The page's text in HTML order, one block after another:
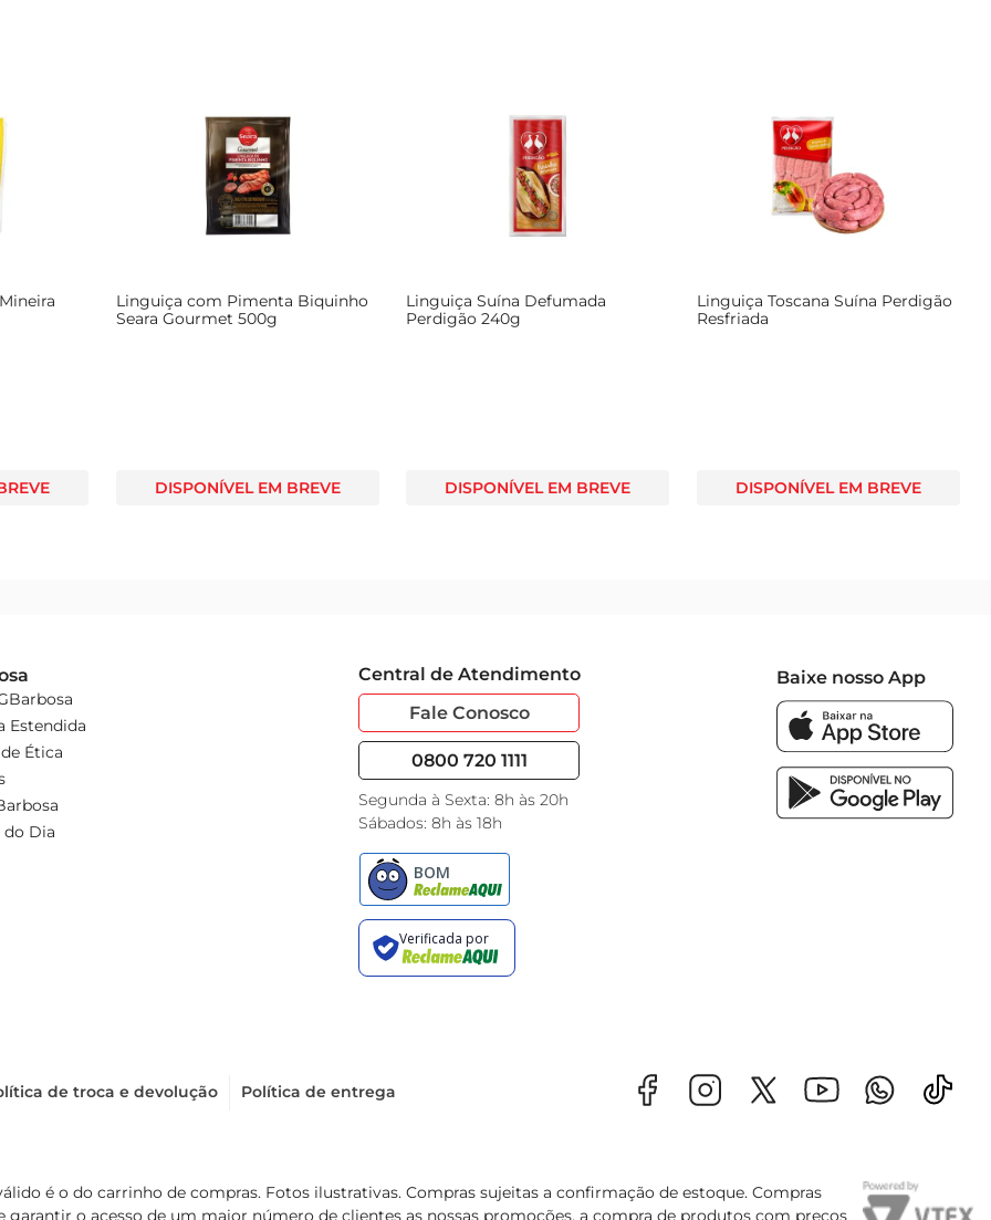
Linguiça com Pimenta Biquinho
Seara Gourmet 500g
DISPONÍVEL EM BREVE
Linguiça Suína Defumada
Perdigão 240g
DISPONÍVEL EM BREVE
Linguiça Toscana Suína Perdigão
Resfriada
DISPONÍVEL EM BREVE
Estendida
Ética
do Dia
Central de Atendimento
Fale Conosco
0800 720 1111
Segunda à Sexta: 8h às 20h
Sábados: 8h às 18h
Baixe nosso App
de troca e devolução Política de entrega
é o do carrinho de compras. Fotos ilustrativas. Compras sujeitas a confirmação de estoque. Compras
garantir o acesso de um maior número de clientes as nossas promoções, a compra de produtos com preços